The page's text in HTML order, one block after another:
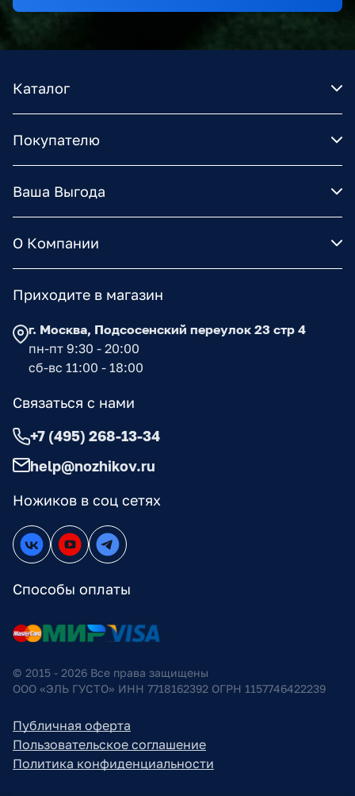
Каталог
Покупателю
Ваша Выгода
О Компании
Ножиков в соц сетях
Способы оплаты
Приходите в магазин
г. Москва, Подсосенский переулок 23 стр 4
пн-пт 9:30 - 20:00
сб-вс 11:00 - 18:00
Связаться с нами
+7 (495) 268-13-34
help@nozhikov.ru
© 2015 - 2026 Все права защищены
ООО «ЭЛЬ ГУСТО» ИНН 7718162392 ОГРН 1157746422239
Публичная оферта
Пользовательское соглашение
Политика конфиденциальности